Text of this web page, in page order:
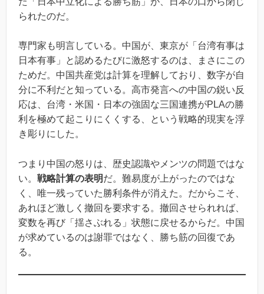
られたのだ。
専門家も明言している。中国が、東京が「台湾有事は
日本有事」と認めるたびに激怒するのは、まさにこの
ためだ。中国共産党は計算を理解しており、数字が自
分に不利だと知っている。高市発言への中国の鋭い反
応は、台湾・米国・日本の強固な三国連携がPLAの勝
利を極めて起こりにくくする、という戦略的現実を浮
き彫りにした。
つまり中国の怒りは、歴史認識やメンツの問題ではな
い。 戦略計算の表明だ。難易度が上がったのではな
く、唯一残っていた勝利条件が消えた。だからこそ、
あれほど激しく撤回を要求する。撤回させられれば、
変数を再び「揺さぶれる」状態に戻せるからだ。中国
が求めているのは謝罪ではなく、勝ち筋の回復であ
る。